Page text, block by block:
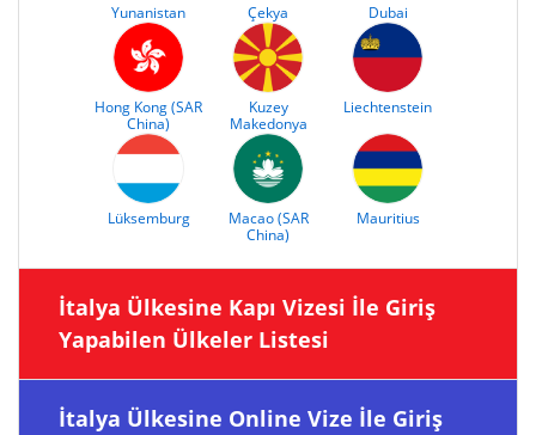
Yunanistan Çekya Dubai
Hong Kong (SAR
China)
Kuzey
Makedonya
Liechtenstein
Lüksemburg
Macao (SAR
China)
Mauritius
İtalya Ülkesine Kapı Vizesi İle Giriş
Yapabilen Ülkeler Listesi
İtalya Ülkesine Online Vize İle Giriş